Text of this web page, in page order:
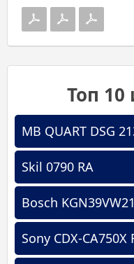
Топ 10
MB QUART DSG
Skil 0790 RA
Bosch KGN39VW21
Sony CDX-CA750X